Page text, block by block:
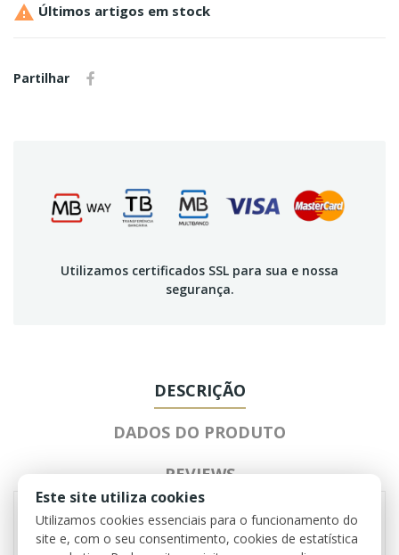
 Últimos artigos em stock
Partilhar
Utilizamos certificados SSL para sua e nossa
segurança.
DESCRIÇÃO
DADOS DO PRODUTO
REVIEWS
A pulseira de Quartzo fumado é associada à
Este site utiliza cookies
Utilizamos cookies essenciais para o funcionamento do
site e, com o seu consentimento, cookies de estatística